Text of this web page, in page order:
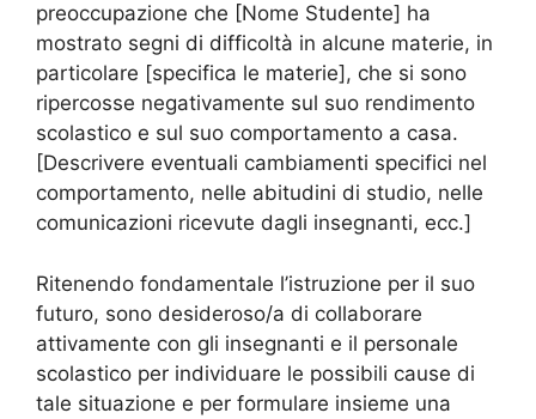
preoccupazione che [Nome Studente] ha
mostrato segni di difficoltà in alcune materie, in
particolare [specifica le materie], che si sono
ripercosse negativamente sul suo rendimento
scolastico e sul suo comportamento a casa.
[Descrivere eventuali cambiamenti specifici nel
comportamento, nelle abitudini di studio, nelle
comunicazioni ricevute dagli insegnanti, ecc.]
Ritenendo fondamentale l’istruzione per il suo
futuro, sono desideroso/a di collaborare
attivamente con gli insegnanti e il personale
scolastico per individuare le possibili cause di
tale situazione e per formulare insieme una